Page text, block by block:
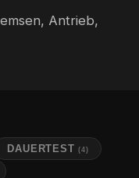
Antrieb,
DAUERTEST(4)